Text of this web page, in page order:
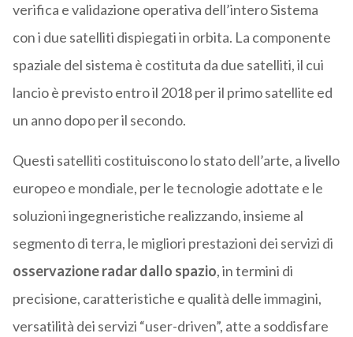
verifica e validazione operativa dell’intero Sistema
con i due satelliti dispiegati in orbita. La componente
spaziale del sistema è costituta da due satelliti, il cui
lancio è previsto entro il 2018 per il primo satellite ed
un anno dopo per il secondo.
Questi satelliti costituiscono lo stato dell’arte, a livello
europeo e mondiale, per le tecnologie adottate e le
soluzioni ingegneristiche realizzando, insieme al
segmento di terra, le migliori prestazioni dei servizi di
osservazione radar dallo spazio, in termini di
precisione, caratteristiche e qualità delle immagini,
versatilità dei servizi “user-driven”, atte a soddisfare